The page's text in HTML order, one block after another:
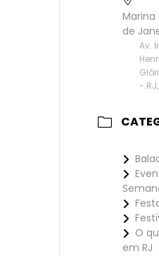
Marina
de
Av.
-
O
em RJ